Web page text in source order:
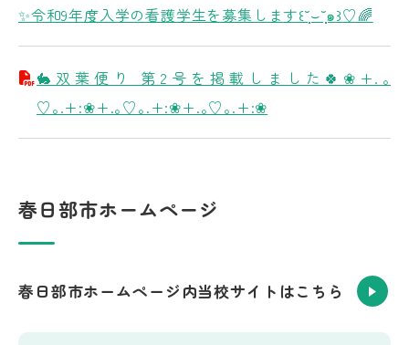
✨令和9年度入学の看護学生を募集します꒰˘̩̩̩⌣˘̩̩̩๑꒱♡🌈
🐇双葉便り 第2号を掲載しました🍀❀+.｡
♡｡.+:❀+.｡♡｡.+:❀+.｡♡｡.+:❀
春日部市ホームページ
春日部市ホームページ内当校サイトはこちら